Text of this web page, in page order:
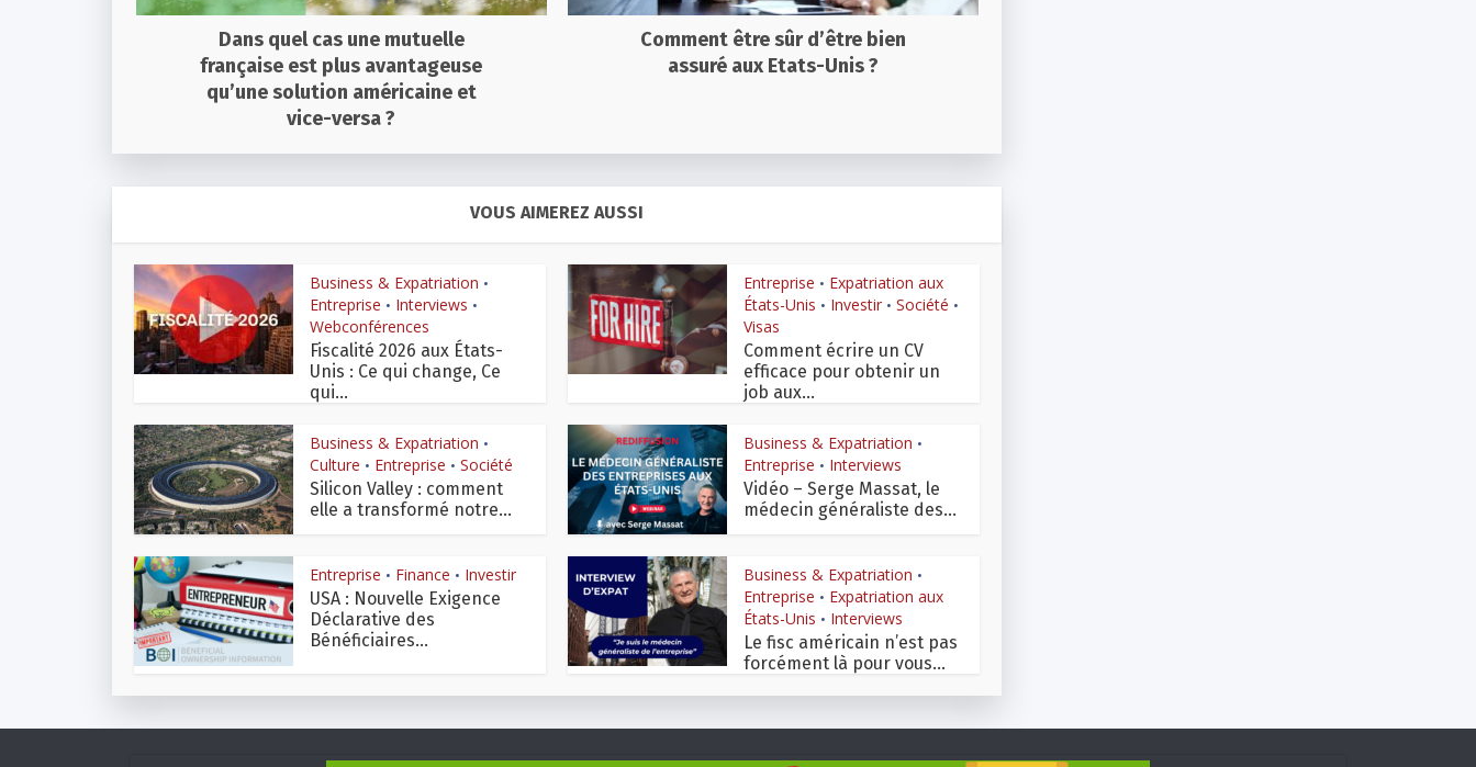
Dans quel cas une mutuelle
française est plus avantageuse
qu’une solution américaine et
vice-versa ?
Comment être sûr d’être bien
assuré aux Etats-Unis ?
VOUS AIMEREZ AUSSI
Business & Expatriation •
Entreprise • Interviews •
Webconférences
Fiscalité 2026 aux États-
Unis : Ce qui change, Ce
qui...
Entreprise • Expatriation aux
États-Unis • Investir • Société •
Visas
Comment écrire un CV
efficace pour obtenir un
job aux...
Business & Expatriation •
Culture • Entreprise • Société
Silicon Valley : comment
elle a transformé notre...
Business & Expatriation •
Entreprise • Interviews
Vidéo – Serge Massat, le
médecin généraliste des...
Entreprise • Finance • Investir
USA : Nouvelle Exigence
Déclarative des
Bénéficiaires...
Business & Expatriation •
Entreprise • Expatriation aux
États-Unis • Interviews
Le fisc américain n’est pas
forcément là pour vous...